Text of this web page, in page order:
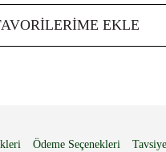
EKLE
Ödeme Seçenekleri